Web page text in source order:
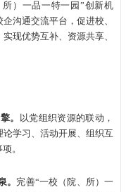
）一品一特一园”创新机
沟通交流平台，促进校、
现优势互补、资源共享、
。
以党组织资源的联动，
学习、活动开展、组织互
。
。完善“一校（院、所）一